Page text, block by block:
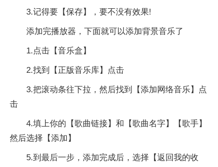
3.记得要【保存】，要不没有效果!
添加完播放器，下面就可以添加背景音乐了
1.点击【音乐盒】
2.找到【正版音乐库】点击
3.把滚动条往下拉，然后找到【添加网络音乐】点
击
4.填上你的【歌曲链接】和【歌曲名字】【歌手】
然后选择【添加】
5.到最后一步，添加完成后，选择【返回我的收